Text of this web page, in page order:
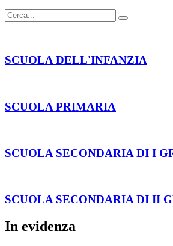
SCUOLA DELL'INFANZIA
SCUOLA PRIMARIA
SCUOLA SECONDARIA DI I
SCUOLA SECONDARIA DI II
In evidenza